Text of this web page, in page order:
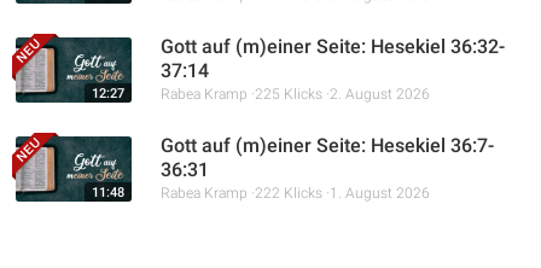
12:27
Gott auf (m)einer Seite: Hesekiel 36:32-
37:14
Rabea Kramp 225 Klicks 2. August 2026
11:48
Gott auf (m)einer Seite: Hesekiel 36:7-
36:31
Rabea Kramp 222 Klicks 1. August 2026